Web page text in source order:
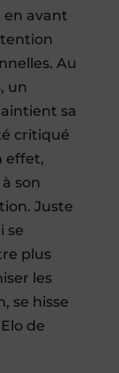
en avant
Au
un
sa
critiqué
effet,
son
Juste
se
plus
les
se hisse
de